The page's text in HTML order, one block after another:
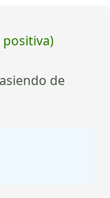
positiva)
de